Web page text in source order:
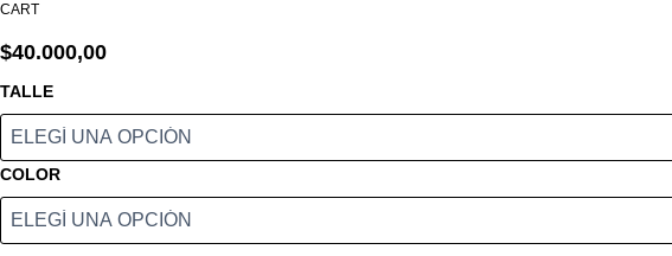
CART
$40.000,00
TALLE
COLOR
REMERA
MANGA
LARGA
DE
ENCAJE
CANTIDAD